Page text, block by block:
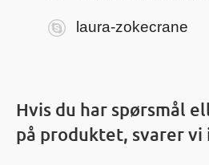
laura-zokecrane
Hvis du har spørsmål
på produktet, svarer vi